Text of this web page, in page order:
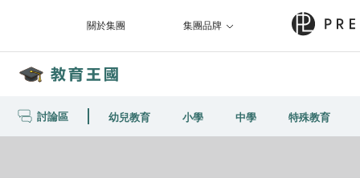
關於集團 集團品牌
討論區 幼兒教育 小學 中學 特殊教育